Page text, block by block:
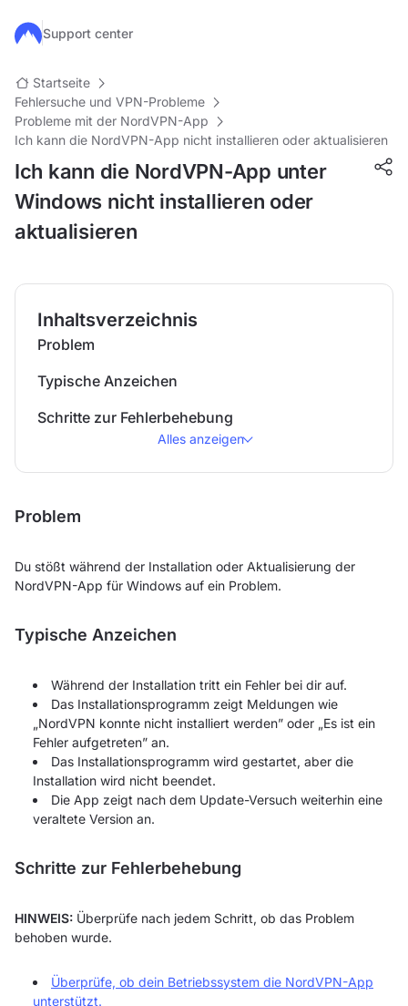
Zum Hauptinhalt springen
Support center
Startseite
Fehlersuche und VPN-Probleme
Probleme mit der NordVPN-App
Ich kann die NordVPN-App nicht installieren oder aktualisieren
Ich kann die NordVPN-App unter
Windows nicht installieren oder
aktualisieren
Inhaltsverzeichnis
Problem
Typische Anzeichen
Schritte zur Fehlerbehebung
Alles anzeigen
Problem
Du stößt während der Installation oder Aktualisierung der
NordVPN-App für Windows auf ein Problem.
Typische Anzeichen
Während der Installation tritt ein Fehler bei dir auf.
Das Installationsprogramm zeigt Meldungen wie
„NordVPN konnte nicht installiert werden” oder „Es ist ein
Fehler aufgetreten” an.
Das Installationsprogramm wird gestartet, aber die
Installation wird nicht beendet.
Die App zeigt nach dem Update-Versuch weiterhin eine
veraltete Version an.
Schritte zur Fehlerbehebung
HINWEIS: Überprüfe nach jedem Schritt, ob das Problem
behoben wurde.
Überprüfe, ob dein Betriebssystem die NordVPN-App
unterstützt.